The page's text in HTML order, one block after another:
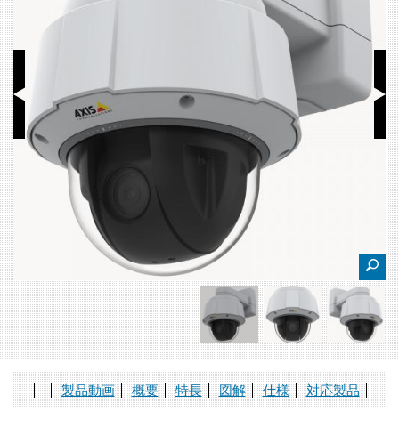
製品動画 概要 特長 図解 仕様 対応製品